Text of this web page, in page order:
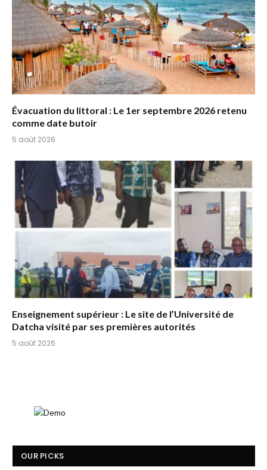
Évacuation du littoral : Le 1er septembre 2026 retenu
comme date butoir
5 août 2026
Enseignement supérieur : Le site de l’Université de
Datcha visité par ses premières autorités
5 août 2026
OUR PICKS